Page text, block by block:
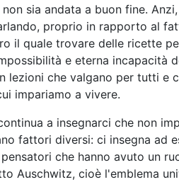
sia andata a buon fine.
proprio in rapporto al
il quale trovare delle ricette
e eterna incapacità
lezioni che valgano per tutti e
impariamo a vivere.
a insegnarci che non
fattori diversi: ci insegna ad
che hanno avuto un
Auschwitz, cioè l'emblema